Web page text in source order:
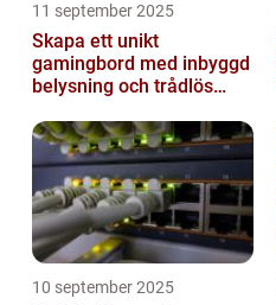
11 september 2025
Skapa ett unikt
gamingbord med inbyggd
belysning och trådlös
10 september 2025